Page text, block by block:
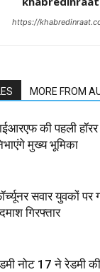
https://
MORE FROM
की पहली
मुख्य भूमिका
सवार युवकों पर
गिरफ्तार
नोट 17 ने रेडमी